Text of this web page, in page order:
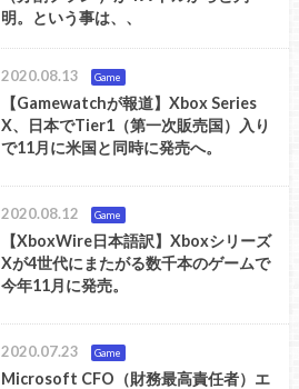
明。という事は、、
2020.08.13 Game
【Gamewatchが報道】Xbox Series
X、日本でTier1（第一次販売国）入り
で11月に米国と同時に発売へ。
2020.08.12 Game
【XboxWire日本語訳】Xboxシリーズ
Xが4世代にまたがる数千本のゲームで
今年11月に発売。
2020.07.23 Game
Microsoft CFO（財務最高責任者）エ